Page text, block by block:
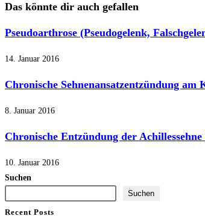
Das könnte dir auch gefallen
Pseudoarthrose (Pseudogelenk,
14. Januar 2016
Chronische Sehnenansatzentzündung am
8. Januar 2016
Chronische Entzündung der
10. Januar 2016
Suchen
Suchen
Recent Posts